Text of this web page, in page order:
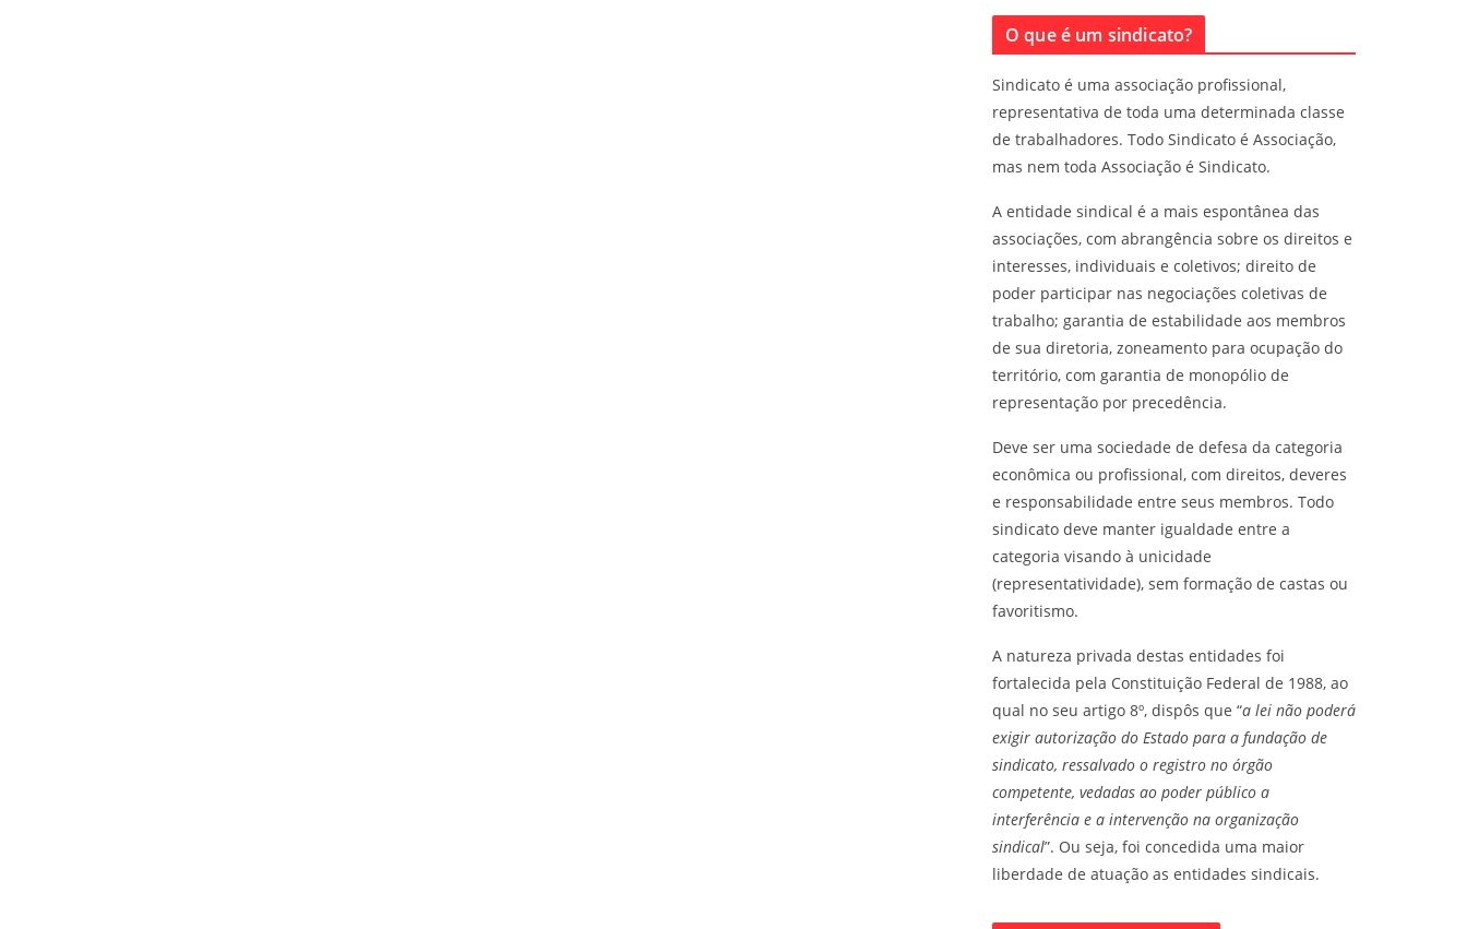
O que é um sindicato?
Sindicato é uma associação profissional,
representativa de toda uma determinada classe
de trabalhadores. Todo Sindicato é Associação,
mas nem toda Associação é Sindicato.
A entidade sindical é a mais espontânea das
associações, com abrangência sobre os direitos e
interesses, individuais e coletivos; direito de
poder participar nas negociações coletivas de
trabalho; garantia de estabilidade aos membros
de sua diretoria, zoneamento para ocupação do
território, com garantia de monopólio de
representação por precedência.
Deve ser uma sociedade de defesa da categoria
econômica ou profissional, com direitos, deveres
e responsabilidade entre seus membros. Todo
sindicato deve manter igualdade entre a
categoria visando à unicidade
(representatividade), sem formação de castas ou
favoritismo.
A natureza privada destas entidades foi
fortalecida pela Constituição Federal de 1988, ao
qual no seu artigo 8º, dispôs que “a lei não poderá
exigir autorização do Estado para a fundação de
sindicato, ressalvado o registro no órgão
competente, vedadas ao poder público a
interferência e a intervenção na organização
sindical”. Ou seja, foi concedida uma maior
liberdade de atuação as entidades sindicais.